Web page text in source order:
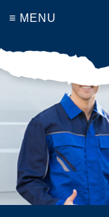
≡ MENU